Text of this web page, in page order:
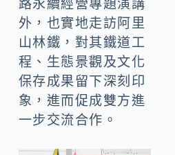
路永續經營專題演講
外，也實地走訪阿里
山林鐵，對其鐵道工
程、生態景觀及文化
保存成果留下深刻印
象，進而促成雙方進
一步交流合作。